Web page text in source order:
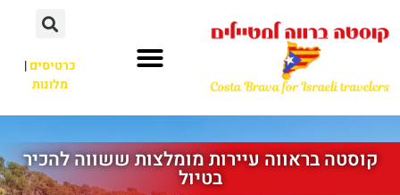
כרטיסים|
מלונות
קוסטה בראווה עיירות מומלצות ששווה להכיר
בטיול